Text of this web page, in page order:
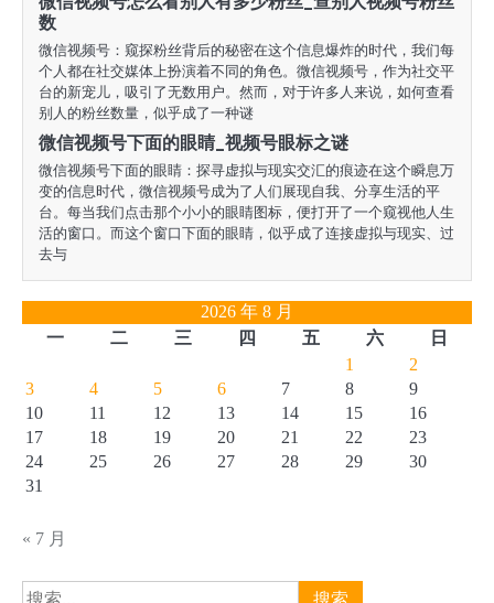
数
微信视频号：窥探粉丝背后的秘密在这个信息爆炸的时代，我们每
个人都在社交媒体上扮演着不同的角色。微信视频号，作为社交平
台的新宠儿，吸引了无数用户。然而，对于许多人来说，如何查看
别人的粉丝数量，似乎成了一种谜
微信视频号下面的眼睛_视频号眼标之谜
微信视频号下面的眼睛：探寻虚拟与现实交汇的痕迹在这个瞬息万
变的信息时代，微信视频号成为了人们展现自我、分享生活的平
台。每当我们点击那个小小的眼睛图标，便打开了一个窥视他人生
活的窗口。而这个窗口下面的眼睛，似乎成了连接虚拟与现实、过
去与
2026 年 8 月
一
二 三 四 五 六
日
1
2
3
4 5 6 7 8
9
10
11 12 13 14 15
16
17
18 19 20 21 22
23
24
25 26 27 28 29
30
31
« 7 月
搜